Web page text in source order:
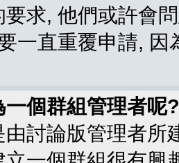
要求, 他們或許會
一直重覆申請, 因
一個群組管理者呢?
討論版管理者所